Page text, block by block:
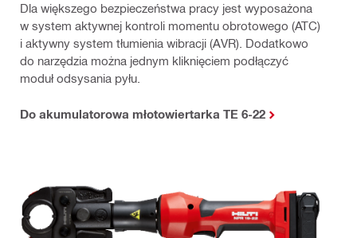
Dla większego bezpieczeństwa pracy jest wyposażona
w system aktywnej kontroli momentu obrotowego (ATC)
i aktywny system tłumienia wibracji (AVR). Dodatkowo
do narzędzia można jednym kliknięciem podłączyć
moduł odsysania pyłu.
Do akumulatorowa młotowiertarka TE 6-22